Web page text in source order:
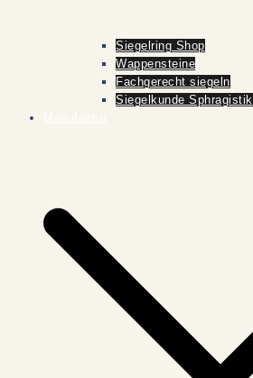
Siegelring Shop
Wappensteine
Fachgerecht siegeln
Siegelkunde Sphragistik